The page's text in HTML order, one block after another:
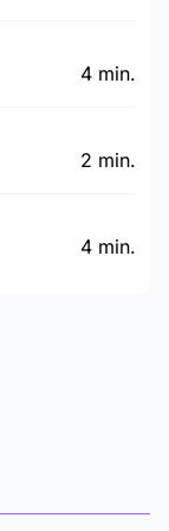
4 min.
2 min.
4 min.